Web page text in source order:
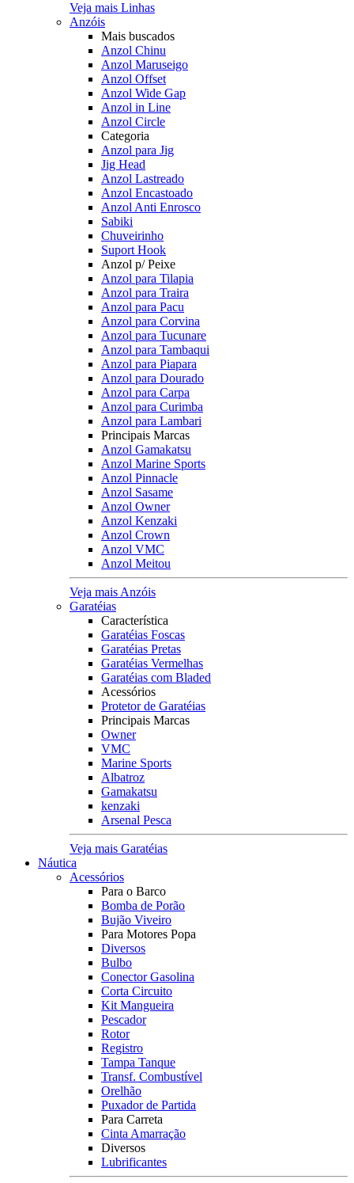
Veja mais Linhas
Anzóis
Mais buscados
Anzol Chinu
Anzol Maruseigo
Anzol Offset
Anzol Wide Gap
Anzol in Line
Anzol Circle
Categoria
Anzol para Jig
Jig Head
Anzol Lastreado
Anzol Encastoado
Anzol Anti Enrosco
Sabiki
Chuveirinho
Suport Hook
Anzol p/ Peixe
Anzol para Tilapia
Anzol para Traira
Anzol para Pacu
Anzol para Corvina
Anzol para Tucunare
Anzol para Tambaqui
Anzol para Piapara
Anzol para Dourado
Anzol para Carpa
Anzol para Curimba
Anzol para Lambari
Principais Marcas
Anzol Gamakatsu
Anzol Marine Sports
Anzol Pinnacle
Anzol Sasame
Anzol Owner
Anzol Kenzaki
Anzol Crown
Anzol VMC
Anzol Meitou
Veja mais Anzóis
Garatéias
Característica
Garatéias Foscas
Garatéias Pretas
Garatéias Vermelhas
Garatéias com Bladed
Acessórios
Protetor de Garatéias
Principais Marcas
Owner
VMC
Marine Sports
Albatroz
Gamakatsu
kenzaki
Arsenal Pesca
Veja mais Garatéias
Náutica
Acessórios
Para o Barco
Bomba de Porão
Bujão Viveiro
Para Motores Popa
Diversos
Bulbo
Conector Gasolina
Corta Circuito
Kit Mangueira
Pescador
Rotor
Registro
Tampa Tanque
Transf. Combustível
Orelhão
Puxador de Partida
Para Carreta
Cinta Amarração
Diversos
Lubrificantes